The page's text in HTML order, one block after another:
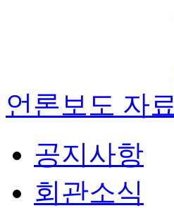
언론보도 자료
공지사항
회관소식